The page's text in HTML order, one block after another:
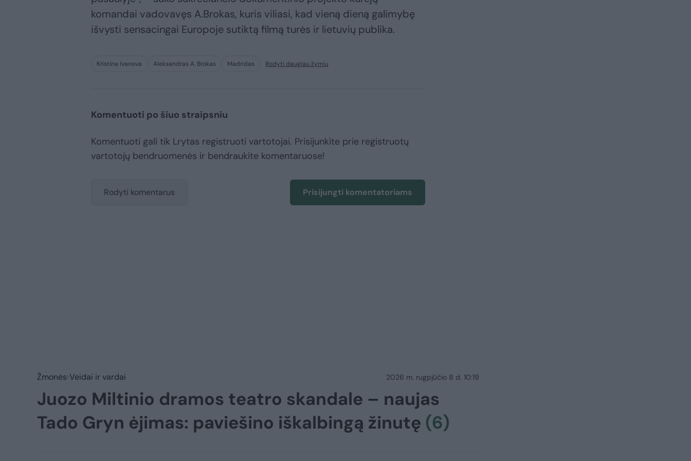
komandai vadovavęs A.Brokas, kuris viliasi, kad vieną dieną galimybę
išvysti sensacingai Europoje sutiktą filmą turės ir lietuvių publika.
Kristina Ivanova Aleksandras A. Brokas Madridas Rodyti daugiau žymių
Komentuoti po šiuo straipsniu
Komentuoti gali tik Lrytas registruoti vartotojai. Prisijunkite prie registruotų
vartotojų bendruomenės ir bendraukite komentaruose!
Rodyti komentarus Prisijungti komentatoriams
Žmonės Veidai ir vardai 2026 m. rugpjūčio 8 d. 10:19
Juozo Miltinio dramos teatro skandale – naujas
Tado Gryn ėjimas: paviešino iškalbingą žinutę (6)